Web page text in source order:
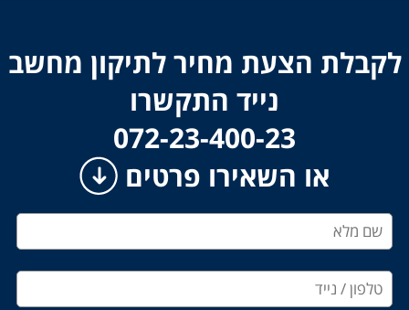
לקבלת הצעת מחיר לתיקון מחשב
נייד התקשרו
​​​​​​​072-23-400-23
או השאירו פרטים